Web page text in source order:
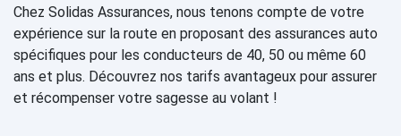
Chez Solidas Assurances, nous tenons compte de votre
expérience sur la route en proposant des assurances auto
spécifiques pour les conducteurs de 40, 50 ou même 60
ans et plus. Découvrez nos tarifs avantageux pour assurer
et récompenser votre sagesse au volant !